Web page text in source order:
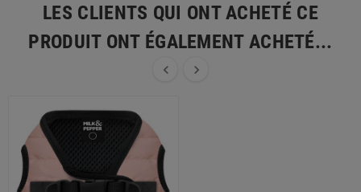
LES CLIENTS QUI ONT ACHETÉ CE
PRODUIT ONT ÉGALEMENT ACHETÉ...
 